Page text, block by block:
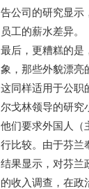
告公司的研究显示
员工的薪水差异。
最后，更糟糕的是
象，那些外貌漂亮
这同样适用于公职
尔戈林领导的研究
他们要求外国人（
行比较。由于芬兰
结果显示，对芬兰
的收入调查，在政